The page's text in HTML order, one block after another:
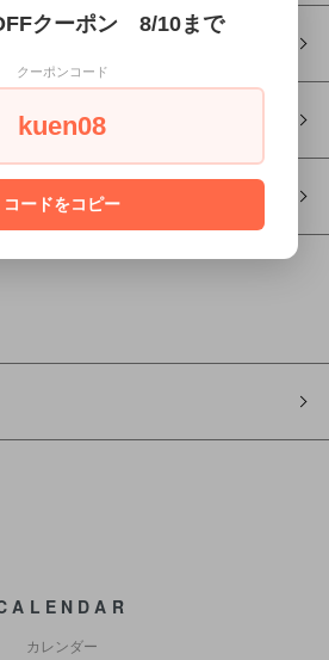
カレンダー
クーポン 8/10まで
クーポンコード
kuen08
コードをコピー